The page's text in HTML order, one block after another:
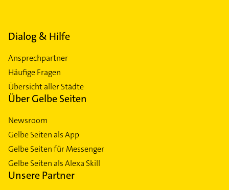
Dialog & Hilfe
Ansprechpartner
Häufige Fragen
Übersicht aller Städte
Über Gelbe Seiten
Newsroom
Gelbe Seiten als App
Gelbe Seiten für Messenger
Gelbe Seiten als Alexa Skill
Unsere Partner